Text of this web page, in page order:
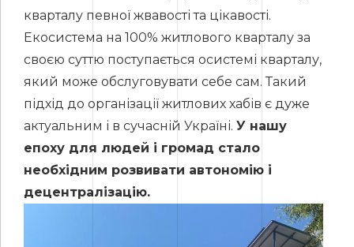
кварталу певної жвавості та цікавості.
Екосистема на 100% житлового кварталу за
своєю суттю поступається осистемі кварталу,
який може обслуговувати себе сам. Такий
підхід до організації житлових хабів є дуже
актуальним і в сучасній Україні. У нашу
епоху для людей і громад стало
необхідним розвивати автономію і
децентралізацію.